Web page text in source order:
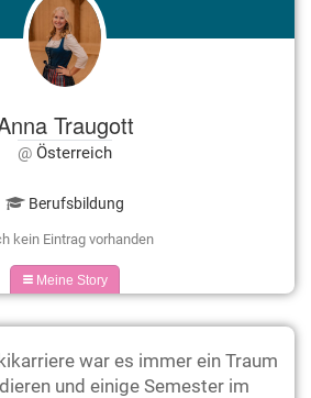
Traugott
Österreich
Berufsbildung
kein Eintrag vorhanden
Meine Story
war es immer ein Traum
und einige Semester im